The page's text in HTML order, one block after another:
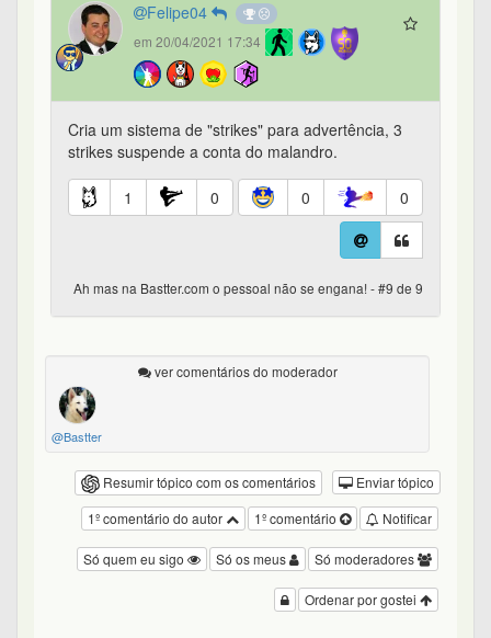
Felipe04
em 20/04/2021 17:34
Cria um sistema de "strikes" para advertência, 3
strikes suspende a conta do malandro.
1 0 0 0
Ah mas na Bastter.com o pessoal não se engana! - #9 de 9
ver comentários do moderador
@Bastter
Resumir tópico com os comentários
Enviar tópico
Notificar
1º comentário
1º comentário do autor
Só moderadores
Só os meus
Só quem eu sigo
Ordenar por gostei